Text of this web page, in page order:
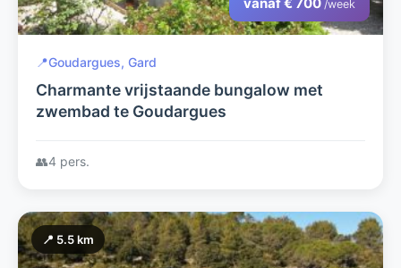
/week
📍Goudargues, Gard
Charmante vrijstaande bungalow met
zwembad te Goudargues
👥4 pers.
📍 5.5 km